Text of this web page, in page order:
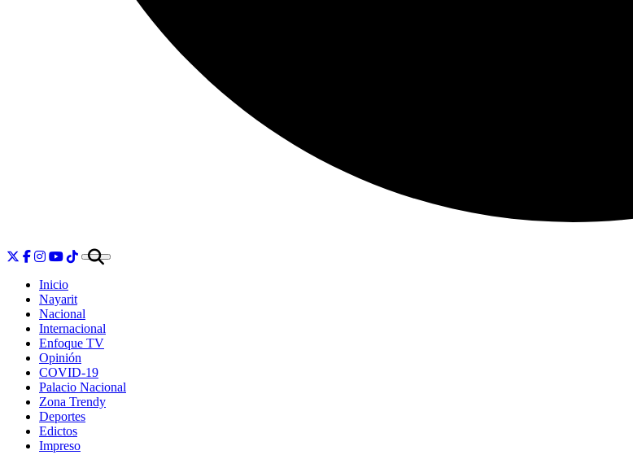
Inicio
Nayarit
Nacional
Internacional
Enfoque TV
Opinión
COVID-19
Palacio Nacional
Zona Trendy
Deportes
Edictos
Impreso